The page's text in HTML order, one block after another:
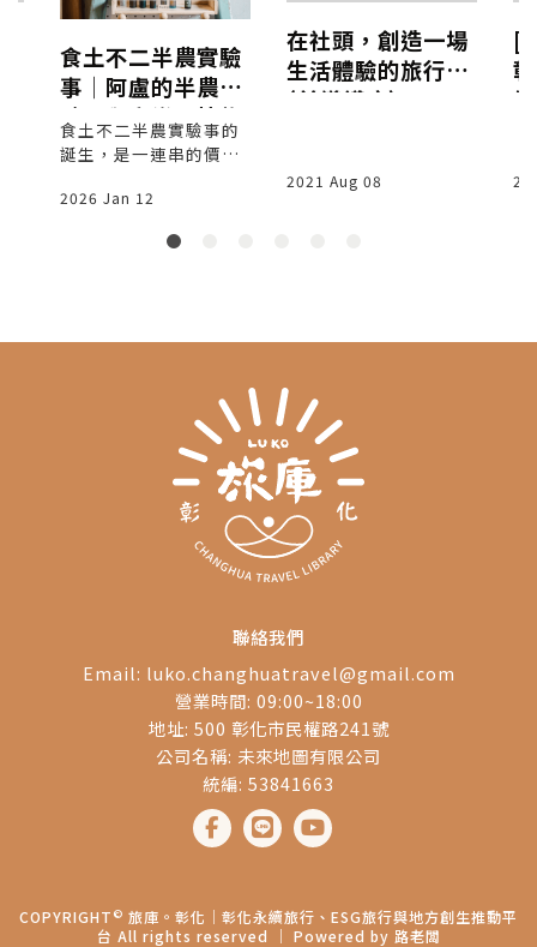
食土不二半農實驗
事│阿盧的半農實
驗，與音樂、植物
一起生活│青年採
食土不二半農實驗事的
誕生，是一連串的價值
只是農業，而是從生活
讓身心長久感到愉悅滿
2026 Jan 12
在社頭，創造一場
生活體驗的旅行
(前導講座)
2021 Aug 08
聯絡我們
Email: luko.changhuatravel@gmail.com
營業時間: 09:00~18:00
地址: 500 彰化市民權路241號
公司名稱: 未來地圖有限公司
統編: 53841663
COPYRIGHT © 旅庫。彰化│彰化永續旅行、ESG旅行與地方創生推動平
台 All rights reserved ｜ Powered by 路老闆